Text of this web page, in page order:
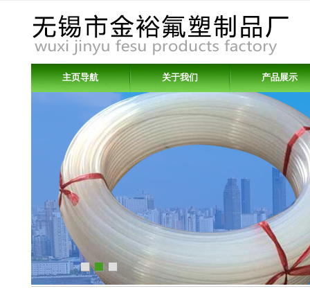
主页导航 关于我们 产品展示